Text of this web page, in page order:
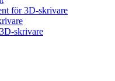
för 3D-skrivare
skrivare